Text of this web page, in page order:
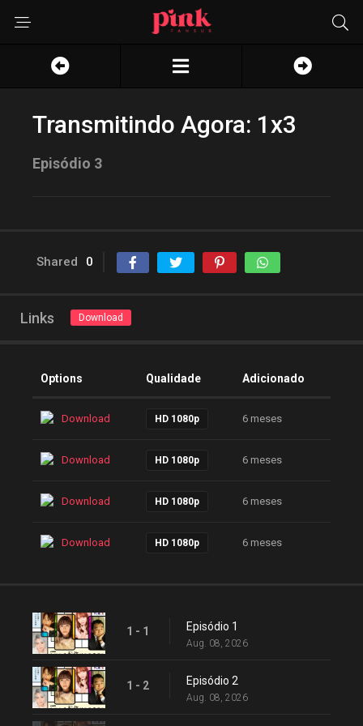
Transmitindo Agora: 1x3
Episódio 3
Shared 0
Links Download
Options Qualidade Adicionado
Download HD 1080p 6 meses
Download HD 1080p 6 meses
Download HD 1080p 6 meses
Download HD 1080p 6 meses
1 - 1 Episódio 1
Aug. 08, 2026
1 - 2 Episódio 2
Aug. 08, 2026